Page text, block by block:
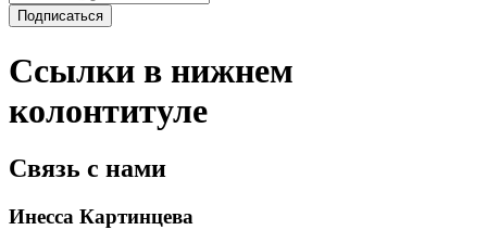
Ссылки в нижнем
колонтитуле
Связь с нами
Инесса Картинцева